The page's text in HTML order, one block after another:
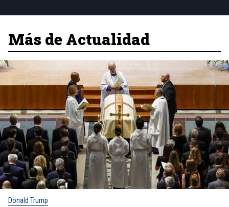
Más de Actualidad
Donald Trump